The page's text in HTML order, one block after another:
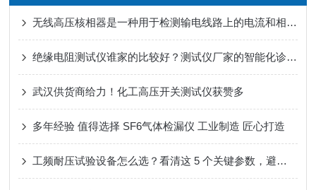
无线高压核相器是一种用于检测输电线路上的电流和相位信息的设备
绝缘电阻测试仪谁家的比较好？测试仪厂家的智能化诊断与数据管理能力解析
武汉供货商给力！化工高压开关测试仪获赞多
多年经验 值得选择 SF6气体检漏仪 工业制造 匠心打造
工频耐压试验设备怎么选？看清这 5 个关键参数，避免踩坑